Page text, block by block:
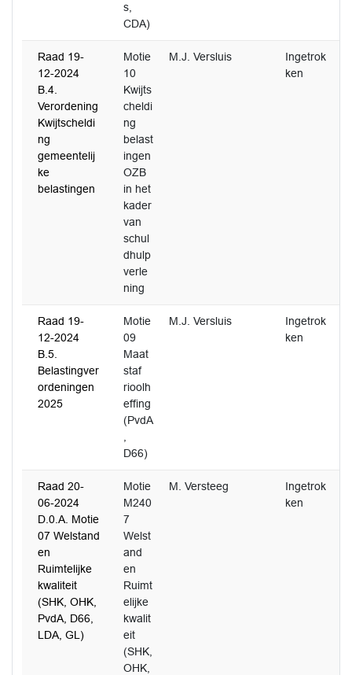
s,
CDA)
Raad 19-
12-2024
B.4.
Verordening
Kwijtscheldi
ng
gemeentelij
ke
belastingen
Motie
10
Kwijts
cheldi
ng
belast
ingen
OZB
in het
kader
van
schul
dhulp
verle
ning
M.J. Versluis
Ingetrok
ken
Raad 19-
12-2024
B.5.
Belastingver
ordeningen
2025
Motie
09
Maat
staf
rioolh
effing
(PvdA
D66)
M.J. Versluis
Ingetrok
ken
Raad 20-
06-2024
D.0.A. Motie
07 Welstand
en
Ruimtelijke
kwaliteit
(SHK, OHK,
PvdA, D66,
LDA, GL)
Motie
M240
7
Welst
and
en
Ruimt
elijke
kwalit
eit
(SHK,
OHK,
M. Versteeg
Ingetrok
ken